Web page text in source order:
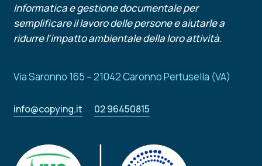
Informatica e gestione documentale per
semplificare il lavoro delle persone e aiutarle a
ridurre l’impatto ambientale della loro attività.
Via Saronno 165 – 21042 Caronno Pertusella (VA)
info@copying.it 02 96450815